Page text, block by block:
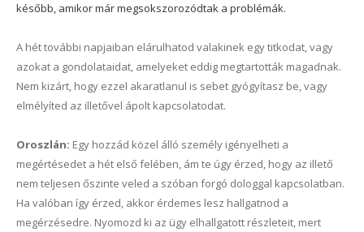
később, amikor már megsokszorozódtak a problémák.
A hét további napjaiban elárulhatod valakinek egy titkodat, vagy
azokat a gondolataidat, amelyeket eddig megtartották magadnak.
Nem kizárt, hogy ezzel akaratlanul is sebet gyógyítasz be, vagy
elmélyíted az illetővel ápolt kapcsolatodat.
Oroszlán: Egy hozzád közel álló személy igényelheti a
megértésedet a hét első felében, ám te úgy érzed, hogy az illető
nem teljesen őszinte veled a szóban forgó dologgal kapcsolatban.
Ha valóban így érzed, akkor érdemes lesz hallgatnod a
megérzésedre. Nyomozd ki az ügy elhallgatott részleteit, mert